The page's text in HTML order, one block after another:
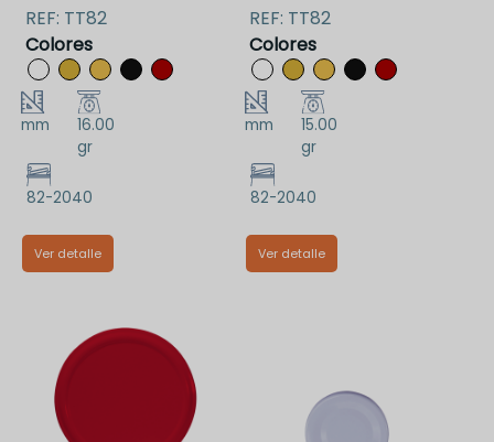
REF: TT82
Colores
mm
16.00
gr
82-2040
Ver detalle
REF: TT82
Colores
mm
15.00
gr
82-2040
Ver detalle